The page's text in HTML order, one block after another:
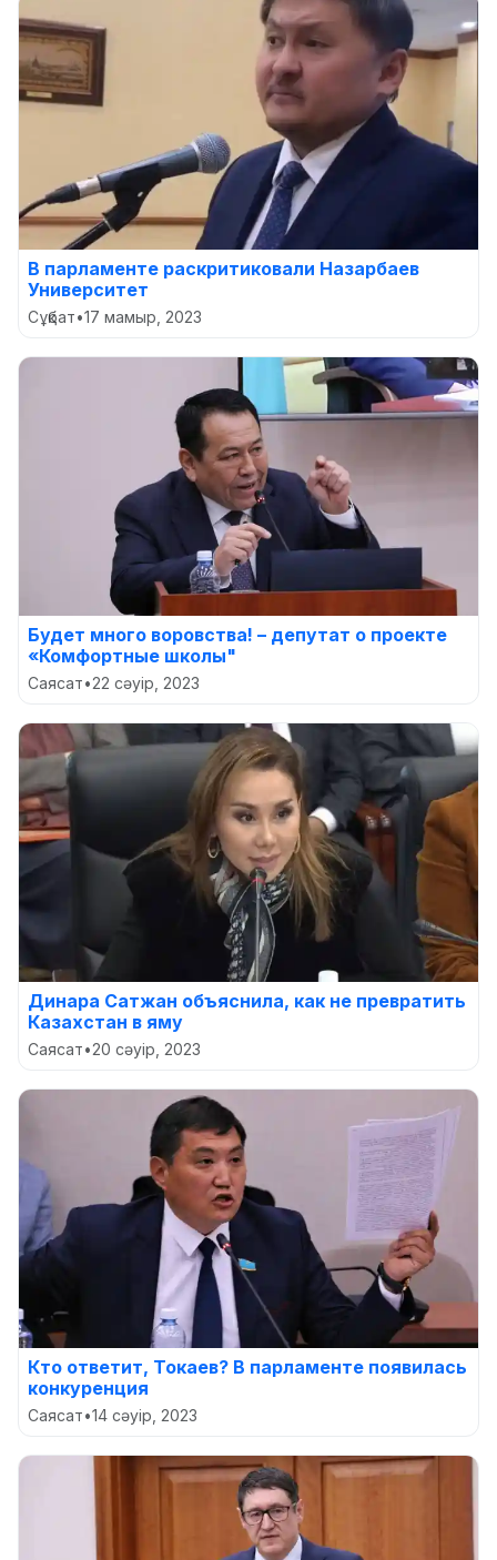
В парламенте раскритиковали Назарбаев
Университет
Сұқбат•17 мамыр, 2023
Будет много воровства! – депутат о проекте
«Комфортные школы"
Саясат•22 сәуір, 2023
Динара Сатжан объяснила, как не превратить
Казахстан в яму
Саясат•20 сәуір, 2023
Кто ответит, Токаев? В парламенте появилась
конкуренция
Саясат•14 сәуір, 2023